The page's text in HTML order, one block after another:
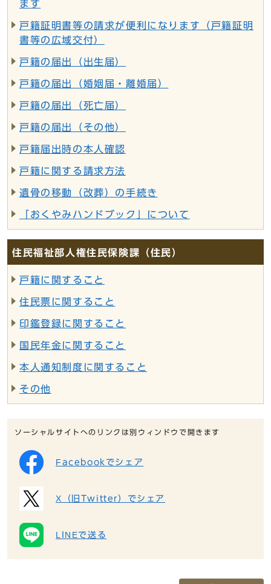
ます
戸籍証明書等の請求が便利になります（戸籍証明
書等の広域交付）
戸籍の届出（出生届）
戸籍の届出（婚姻届・離婚届）
戸籍の届出（死亡届）
戸籍の届出（その他）
戸籍届出時の本人確認
戸籍に関する請求方法
遺骨の移動（改葬）の手続き
「おくやみハンドブック」について
住民福祉部人権住民保険課（住民）
戸籍に関すること
住民票に関すること
印鑑登録に関すること
国民年金に関すること
本人通知制度に関すること
その他
ソーシャルサイトへのリンクは別ウィンドウで開きます
Facebookでシェア
X（旧Twitter）でシェア
LINEで送る